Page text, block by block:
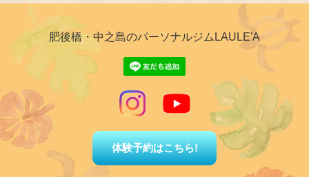
肥後橋・中之島のパーソナルジムLAULE'A
体験予約はこちら!